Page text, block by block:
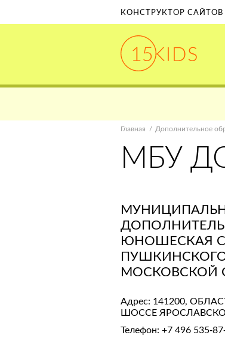
КОНСТРУКТОР
Главная Дополнительное
МБУ
ЮНОШЕСКАЯ
МОСКОВСКОЙ
Адрес: 141200,
ШОССЕ
Телефон: +7 496 535-